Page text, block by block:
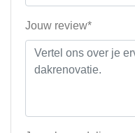
Jouw review*